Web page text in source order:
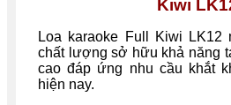
Kiwi
Loa karaoke Full Kiwi LK12
chất lượng sở hữu khả năng
cao đáp ứng nhu cầu khắt
hiện nay.